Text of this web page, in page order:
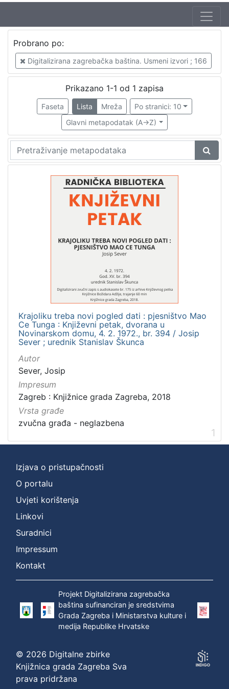
Jezik
hrvatski
cjelina
Digitalizirana zagrebačka baština
Glasovi Književnog petka
Probrano po:
Digitalizirana zagrebačka baština. Usmeni izvori ; 166
Prikazano 1-1 od 1 zapisa
Faseta Lista Mreža
Po stranici: 10
Glavni metapodatak (A->Z)
Krajoliku treba novi pogled dati : pjesništvo Mao
Ce Tunga : Književni petak, dvorana u
Novinarskom domu, 4. 2. 1972., br. 394 / Josip
Sever ; urednik Stanislav Škunca
Autor
Sever, Josip
Impresum
Zagreb : Knjižnice grada Zagreba, 2018
Vrsta građe
zvučna građa - neglazbena
1
Izjava o pristupačnosti
O portalu
Uvjeti korištenja
Linkovi
Suradnici
Impressum
Kontakt
Projekt Digitalizirana zagrebačka
baština sufinanciran je sredstvima
Grada Zagreba i Ministarstva kulture i
medija Republike Hrvatske
© 2026 Digitalne zbirke
Knjižnica grada Zagreba Sva
prava pridržana